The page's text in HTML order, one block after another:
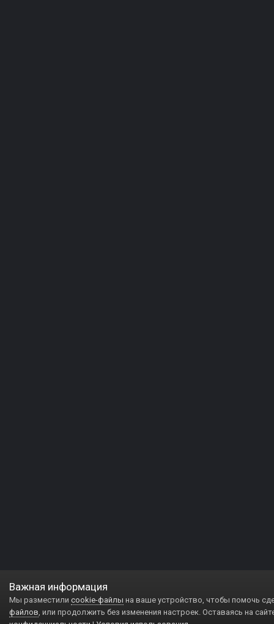
Важная информация
Мы разместили cookie-файлы на ваше устройство, чтобы помочь
файлов, или продолжить без изменения настроек. Оставаясь на